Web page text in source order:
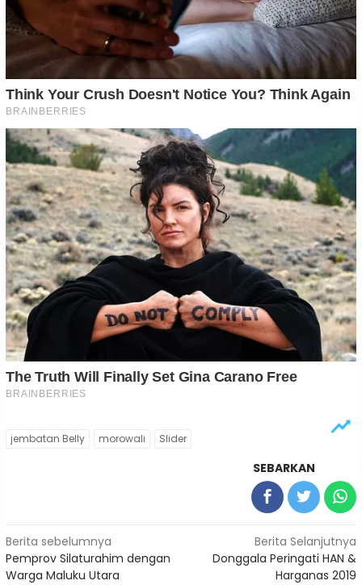
jembatan Belly morowali Slider
SEBARKAN
Navigasi
pos
Berita sebelumnya
Pemprov Silaturahim dengan
Warga Maluku Utara
Berita Selanjutnya
Donggala Peringati HAN &
Harganas 2019